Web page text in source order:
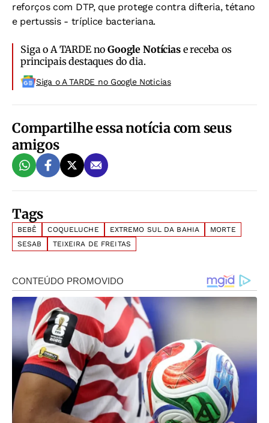
reforços com DTP, que protege contra difteria, tétano
e pertussis - tríplice bacteriana.
Siga o A TARDE noGoogle Notíciase receba os
principais destaques do dia.
Siga o A TARDE no Google Noticias
Compartilhe essa notícia com seus
amigos
Tags
BEBÊ COQUELUCHE EXTREMO SUL DA BAHIA
MORTE
SESAB
TEIXEIRA DE FREITAS